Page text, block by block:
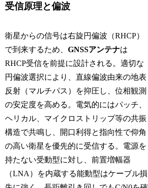
受信原理と偏波
衛星からの信号は右旋円偏波（RHCP）
で到来するため、GNSSアンテナは
RHCP受信を前提に設計される。適切な
円偏波選択により、直線偏波由来の地表
反射（マルチパス）を抑圧し、位相観測
の安定度を高める。電気的にはパッチ、
ヘリカル、マイクロストリップ等の共振
構造で共鳴し、開口利得と指向性で仰角
の高い衛星を優先的に受信する。電源を
持たない受動型に対し、前置増幅器
（LNA）を内蔵する能動型はケーブル損